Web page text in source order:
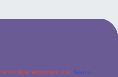
backlinkpaneli@gmail.com Teams: